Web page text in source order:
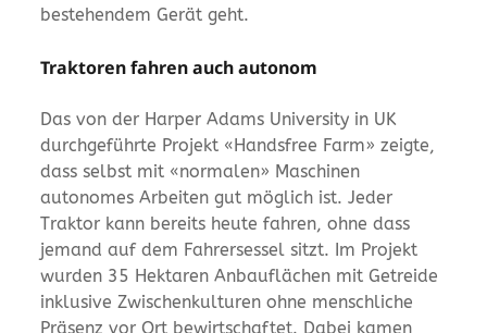
bestehendem Gerät geht.
Traktoren fahren auch autonom
Das von der Harper Adams University in UK
durchgeführte Projekt «Handsfree Farm» zeigte,
dass selbst mit «normalen» Maschinen
autonomes Arbeiten gut möglich ist. Jeder
Traktor kann bereits heute fahren, ohne dass
jemand auf dem Fahrersessel sitzt. Im Projekt
wurden 35 Hektaren Anbauflächen mit Getreide
inklusive Zwischenkulturen ohne menschliche
Präsenz vor Ort bewirtschaftet. Dabei kamen